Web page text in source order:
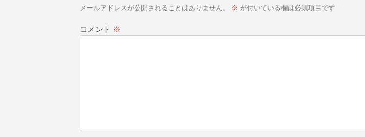
ー
メールアドレスが公開されることはありません。 ※ が付いている欄は必須項目です
コメント ※